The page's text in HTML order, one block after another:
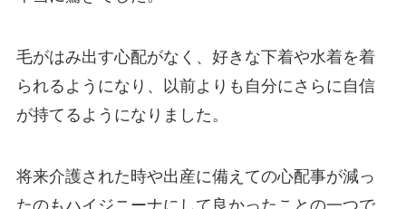
毛がはみ出す心配がなく、好きな下着や水着を着
られるようになり、以前よりも自分にさらに自信
が持てるようになりました。
将来介護された時や出産に備えての心配事が減っ
たのもハイジニーナにして良かったことの一つで